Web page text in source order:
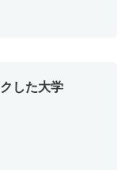
した大学